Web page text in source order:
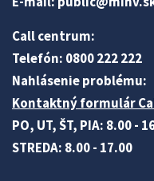
Call centrum:
Telefón: 0800 222 222
Nahlásenie problému:
Kontaktný formulár
PO, UT, ŠT, PIA: 8.00 -
STREDA: 8.00 - 17.00